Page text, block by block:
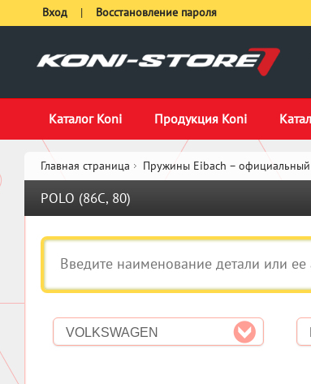
Каталог Koni Продукция Koni
Вход | Восстановление пароля
Главная страница Пружины Eibach – официальный
POLO (86C, 80)
VOLKSWAGEN